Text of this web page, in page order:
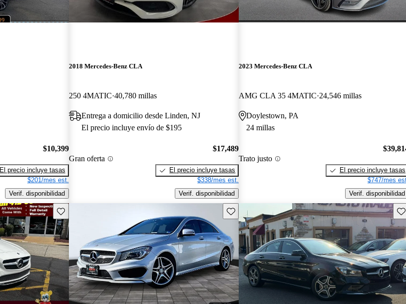
$10,399
El precio incluye tasas
$201/mes est.
Verif. disponibilidad
2018 Mercedes-Benz CLA
250 4MATIC 40,780 millas
Entrega a domicilio desde Linden, NJ
El precio incluye envío de $195
Gran oferta
$17,489
El precio incluye tasas
$338/mes est.
Verif. disponibilidad
2023 Mercedes-Benz CLA
AMG CLA 35 4MATIC 24,546 millas
Doylestown, PA
24 millas
Trato justo
El precio incluye tasas
$747/mes
Verif. disponibilidad
Guarda este Aviso Guarda este Aviso